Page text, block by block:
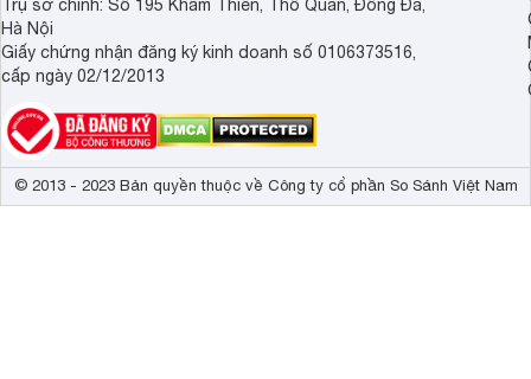
Trụ sở chính: Số 195 Khâm Thiên, Thổ Quan, Đống Đa,
Hà Nội
Giấy chứng nhận đăng ký kinh doanh số 0106373516,
cấp ngày 02/12/2013
© 2013 - 2023 Bản quyền thuộc về Công ty cổ phần So Sánh Việt Nam